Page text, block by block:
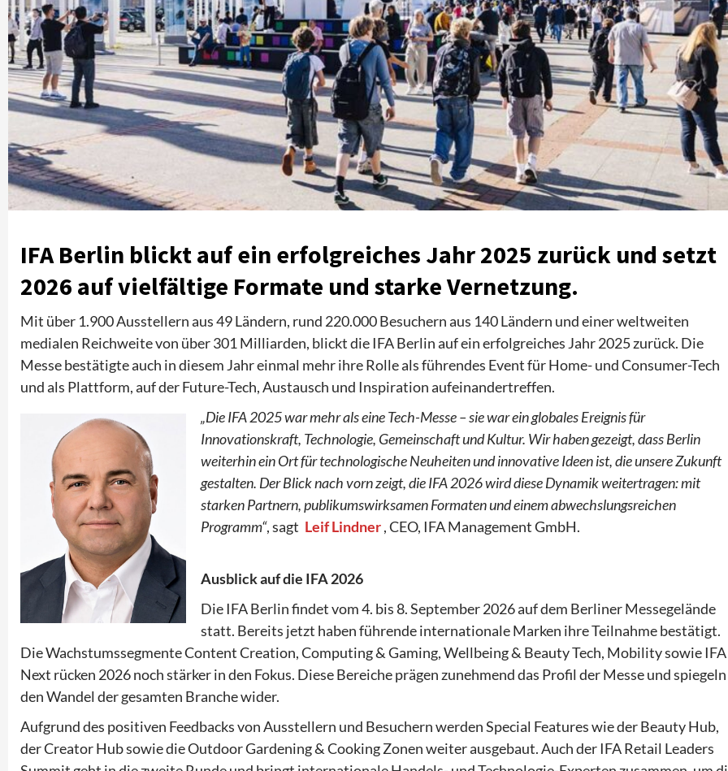
IFA Berlin blickt auf ein erfolgreiches Jahr 2025 zurück und setzt
2026 auf vielfältige Formate und starke Vernetzung.
Mit über 1.900 Ausstellern aus 49 Ländern, rund 220.000 Besuchern aus 140 Ländern und einer weltweiten
medialen Reichweite von über 301 Milliarden, blickt die IFA Berlin auf ein erfolgreiches Jahr 2025 zurück. Die
Messe bestätigte auch in diesem Jahr einmal mehr ihre Rolle als führendes Event für Home- und Consumer-Tech
und als Plattform, auf der Future-Tech, Austausch und Inspiration aufeinandertreffen.
„Die IFA 2025 war mehr als eine Tech-Messe – sie war ein globales Ereignis für
Innovationskraft, Technologie, Gemeinschaft und Kultur. Wir haben gezeigt, dass Berlin
weiterhin ein Ort für technologische Neuheiten und innovative Ideen ist, die unsere Zukunft
gestalten. Der Blick nach vorn zeigt, die IFA 2026 wird diese Dynamik weitertragen: mit
starken Partnern, publikumswirksamen Formaten und einem abwechslungsreichen
Programm“, sagt Leif Lindner , CEO, IFA Management GmbH.
Ausblick auf die IFA 2026
Die IFA Berlin findet vom 4. bis 8. September 2026 auf dem Berliner Messegelände
statt. Bereits jetzt haben führende internationale Marken ihre Teilnahme bestätigt.
Die Wachstumssegmente Content Creation, Computing & Gaming, Wellbeing & Beauty Tech, Mobility sowie IFA
Next rücken 2026 noch stärker in den Fokus. Diese Bereiche prägen zunehmend das Profil der Messe und spiegeln
den Wandel der gesamten Branche wider.
Aufgrund des positiven Feedbacks von Ausstellern und Besuchern werden Special Features wie der Beauty Hub,
der Creator Hub sowie die Outdoor Gardening & Cooking Zonen weiter ausgebaut. Auch der IFA Retail Leaders